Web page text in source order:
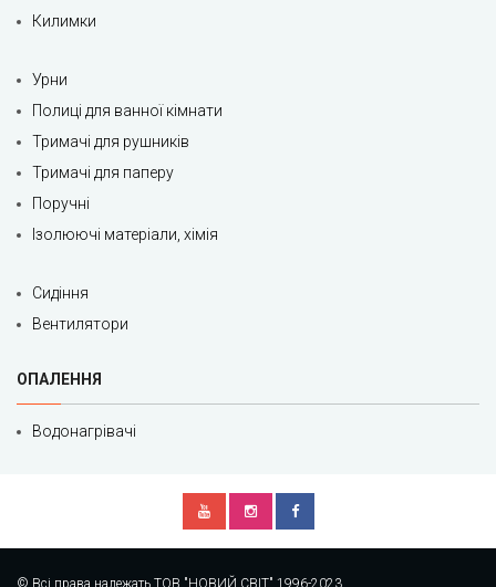
Килимки
Урни
Полиці для ванної кімнати
Тримачі для рушників
Тримачі для паперу
Поручні
Ізолюючі матеріали, хімія
Сидіння
Вентилятори
ОПАЛЕННЯ
Водонагрівачі
© Всі права належать ТОВ "НОВИЙ СВІТ" 1996-2023